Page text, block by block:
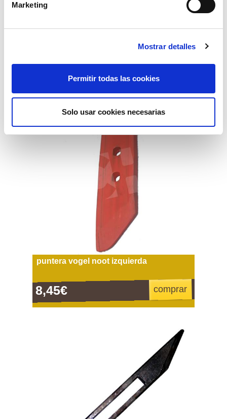
Marketing
Mostrar detalles
Permitir todas las cookies
Solo usar cookies necesarias
8,45€ comprar
puntera vogel noot izquierda
8,45€ comprar